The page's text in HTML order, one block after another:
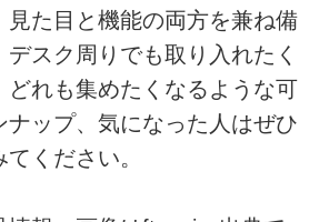
見た目と機能の両方を兼ね備
デスク周りでも取り入れたく
どれも集めたくなるような可
ナップ、気になった人はぜひ
ください。